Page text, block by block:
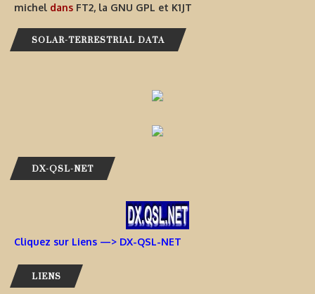
michel dans FT2, la GNU GPL et K1JT
SOLAR-TERRESTRIAL DATA
DX-QSL-NET
Cliquez sur Liens —> DX-QSL-NET
LIENS